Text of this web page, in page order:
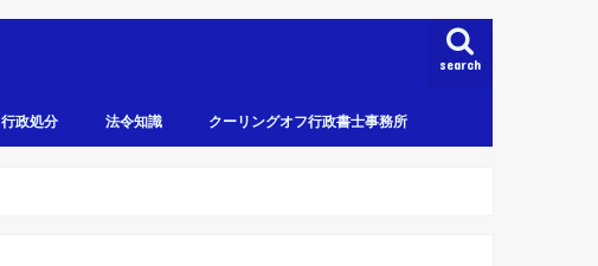
search
行政処分 法令知識 クーリングオフ行政書士事務所